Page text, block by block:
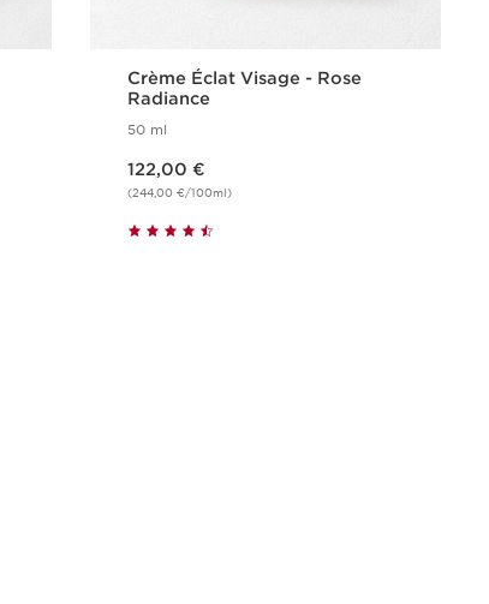
Crème Éclat Visage - Rose
Radiance
50 ml
122,00 €
(244,00 €/100ml)